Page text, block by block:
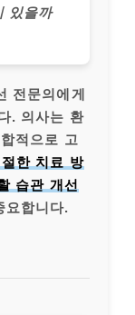
있을까
전문의에게
. 의사는 환
적으로 고
절한 치료 방
습관 개선
요합니다.